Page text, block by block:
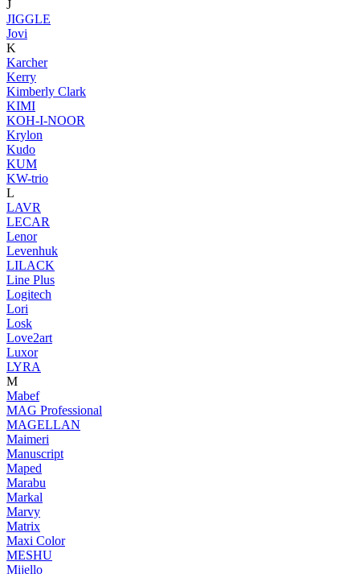
J
JIGGLE
Jovi
K
Karcher
Kerry
Kimberly Clark
KIMI
KOH-I-NOOR
Krylon
Kudo
KUM
KW-trio
L
LAVR
LECAR
Lenor
Levenhuk
LILACK
Line Plus
Logitech
Lori
Losk
Love2art
Luxor
LYRA
M
Mabef
MAG Professional
MAGELLAN
Maimeri
Manuscript
Maped
Marabu
Markal
Marvy
Matrix
Maxi Color
MESHU
Mijello